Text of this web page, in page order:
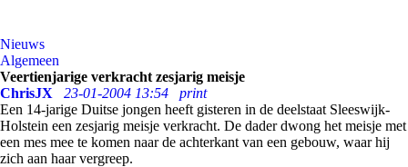
Nieuws
Algemeen
Veertienjarige verkracht zesjarig meisje
ChrisJX
23-01-2004 13:54
print
Een 14-jarige Duitse jongen heeft gisteren in de deelstaat Sleeswijk-
Holstein een zesjarig meisje verkracht. De dader dwong het meisje met
een mes mee te komen naar de achterkant van een gebouw, waar hij
zich aan haar vergreep.